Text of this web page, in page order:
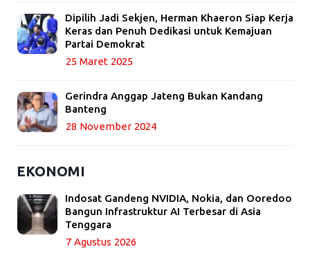
Dipilih Jadi Sekjen, Herman Khaeron Siap Kerja
Keras dan Penuh Dedikasi untuk Kemajuan
Partai Demokrat
25 Maret 2025
Gerindra Anggap Jateng Bukan Kandang
Banteng
28 November 2024
EKONOMI
Indosat Gandeng NVIDIA, Nokia, dan Ooredoo
Bangun Infrastruktur AI Terbesar di Asia
Tenggara
7 Agustus 2026